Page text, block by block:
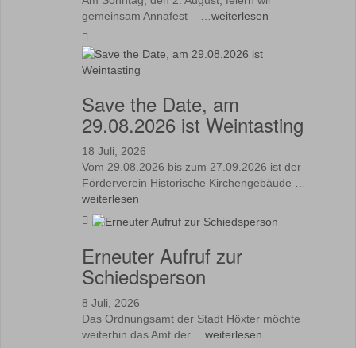
gemeinsam Annafest – … weiterlesen
Save the Date, am
29.08.2026 ist Weintasting
18 Juli, 2026
Vom 29.08.2026 bis zum 27.09.2026 ist der
Förderverein Historische Kirchengebäude …
weiterlesen
Erneuter Aufruf zur
Schiedsperson
8 Juli, 2026
Das Ordnungsamt der Stadt Höxter möchte
weiterhin das Amt der … weiterlesen